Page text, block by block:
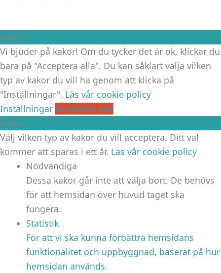
Kakor
Vi bjuder på kakor! Om du tycker det är ok, klickar du
bara på "Acceptera alla". Du kan såklart välja vilken
typ av kakor du vill ha genom att klicka på
"Inställningar". Läs vår cookie policy
Inställningar Acceptera alla
Kakor
Välj vilken typ av kakor du vill acceptera. Ditt val
kommer att sparas i ett år. Läs vår cookie policy
Nödvändiga
Dessa kakor går inte att välja bort. De behövs
för att hemsidan över huvud taget ska
fungera.
Statistik
För att vi ska kunna förbättra hemsidans
funktionalitet och uppbyggnad, baserat på hur
hemsidan används.